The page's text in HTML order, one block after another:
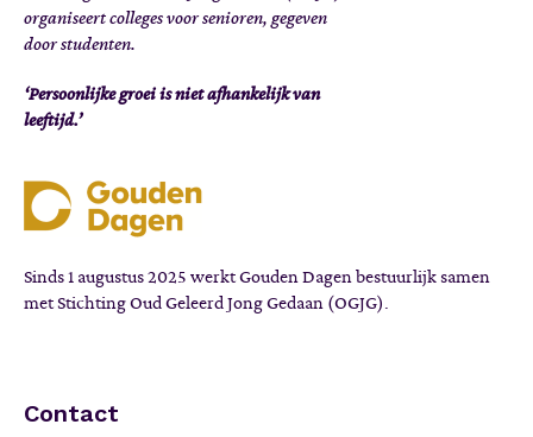
organiseert colleges voor senioren, gegeven
door studenten.
‘Persoonlijke groei is niet afhankelijk van
leeftijd.’
Sinds 1 augustus 2025 werkt Gouden Dagen bestuurlijk samen
met Stichting Oud Geleerd Jong Gedaan (OGJG).
Contact